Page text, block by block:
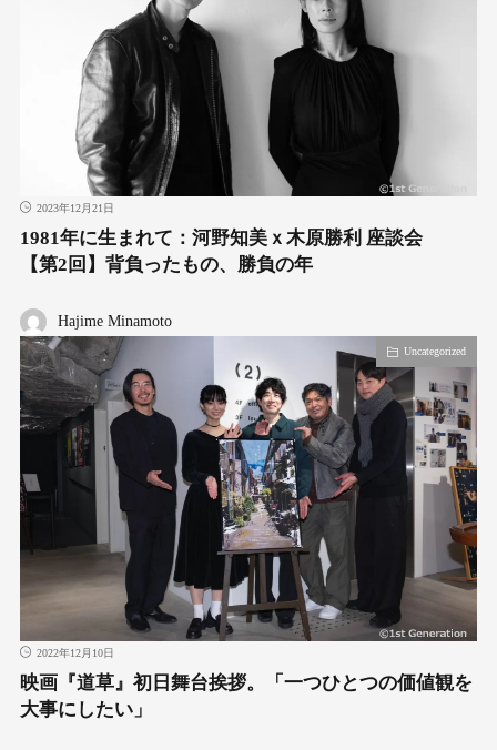
2023年12月21日
1981年に生まれて：河野知美ｘ木原勝利 座談会
【第2回】背負ったもの、勝負の年
Hajime Minamoto
Uncategorized
2022年12月10日
映画『道草』初日舞台挨拶。「一つひとつの価値観を
大事にしたい」